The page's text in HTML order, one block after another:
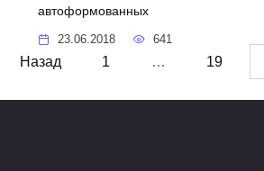
автоформованных
23.06.2018 641
Назад 1 … 19